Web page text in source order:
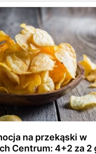
na przekąski w
Centrum: 4+2 za 2